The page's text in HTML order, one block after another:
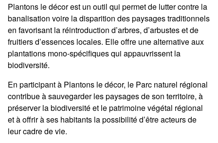
Plantons le décor est un outil qui permet de lutter contre la
banalisation voire la disparition des paysages traditionnels
en favorisant la réintroduction d’arbres, d’arbustes et de
fruitiers d’essences locales. Elle offre une alternative aux
plantations mono-spécifiques qui appauvrissent la
biodiversité.
En participant à Plantons le décor, le Parc naturel régional
contribue à sauvegarder les paysages de son territoire, à
préserver la biodiversité et le patrimoine végétal régional
et à offrir à ses habitants la possibilité d’être acteurs de
leur cadre de vie.